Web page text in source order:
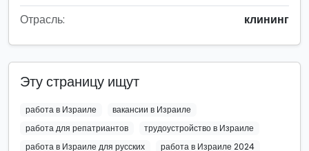
Отрасль:
клининг
Эту страницу ищут
работа в Израиле
вакансии в Израиле
работа для репатриантов
трудоустройство в Израиле
работа в Израиле для русских
работа в Израиле 2024